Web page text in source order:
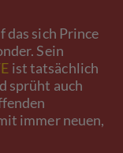
das sich Prince
Sein
ist tatsächlich
sprüht auch
immer neuen,